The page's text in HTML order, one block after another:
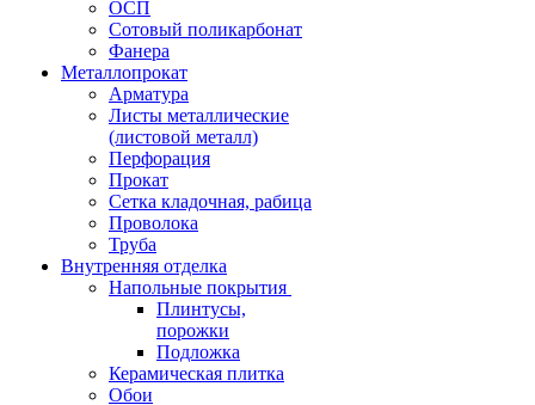
ОСП
Сотовый поликарбонат
Фанера
Металлопрокат
Арматура
Листы металлические
(листовой металл)
Перфорация
Прокат
Сетка кладочная, рабица
Проволока
Труба
Внутренняя отделка
Напольные покрытия
Плинтусы,
порожки
Подложка
Керамическая плитка
Обои